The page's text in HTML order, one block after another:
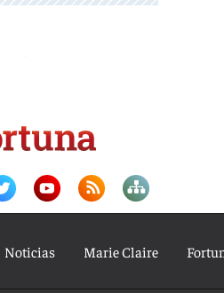
Noticias Marie Claire